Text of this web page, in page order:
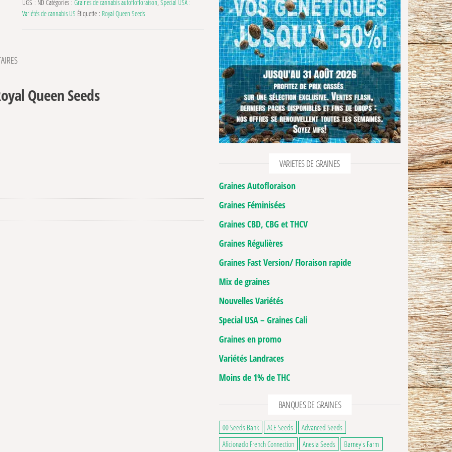
UGS : ND Catégories : Graines de cannabis autoflofloraison, Special USA :
Variétés de cannabis US Étiquette : Royal Queen Seeds
Queen Seeds
VARIETES DE GRAINES
Graines Autofloraison
Graines Féminisées
Graines CBD, CBG et THCV
Graines Régulières
Graines Fast Version/ Floraison rapide
Mix de graines
Nouvelles Variétés
Special USA – Graines Cali
Graines en promo
Variétés Landraces
Moins de 1% de THC
BANQUES DE GRAINES
00 Seeds Bank ACE Seeds
Advanced Seeds
Aficionado French Connection
Anesia Seeds Barney's Farm